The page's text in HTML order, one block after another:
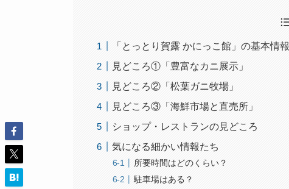
「とっとり賀露 かにっこ館」の基本情報
見どころ①「豊富なカニ展示」
見どころ②「松葉ガニ牧場」
見どころ③「海鮮市場と直売所」
ショップ・レストランの見どころ
気になる細かい情報たち
所要時間はどのくらい？
駐車場はある？